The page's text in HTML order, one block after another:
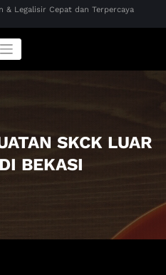
& Legalisir Cepat dan Terpercaya
SKCK LUAR
BEKASI